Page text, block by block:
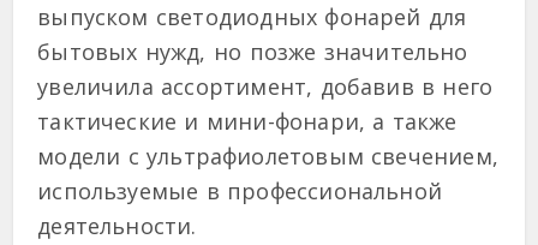
выпуском светодиодных фонарей для
бытовых нужд, но позже значительно
увеличила ассортимент, добавив в него
тактические и мини-фонари, а также
модели с ультрафиолетовым свечением,
используемые в профессиональной
деятельности.